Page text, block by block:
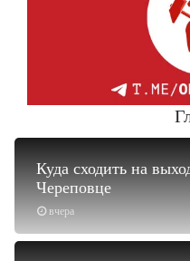
вчера
Куда сходить на
Череповце